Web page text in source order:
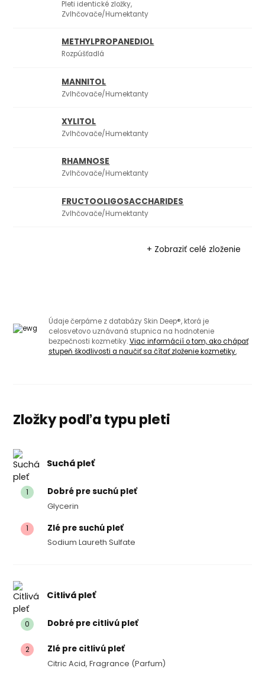
Pleti identické zložky,
Zvlhčovače/Humektanty
METHYLPROPANEDIOL
Rozpúšťadlá
MANNITOL
Zvlhčovače/Humektanty
XYLITOL
Zvlhčovače/Humektanty
RHAMNOSE
Zvlhčovače/Humektanty
FRUCTOOLIGOSACCHARIDES
Zvlhčovače/Humektanty
+ Zobraziť celé zloženie
Údaje čerpáme z databázy Skin Deep®, ktorá je
celosvetovo uznávaná stupnica na hodnotenie
bezpečnosti kozmetiky.Viac informácií o tom, ako chápať
stupeň škodlivosti a naučiť sa čítať zloženie kozmetiky.
Zložky podľa typu pleti
Suchá pleť
1 Dobré pre suchú pleť
Glycerin
1 Zlé pre suchú pleť
Sodium Laureth Sulfate
Citlivá pleť
0 Dobré pre citlivú pleť
2 Zlé pre citlivú pleť
Citric Acid, Fragrance (parfum)